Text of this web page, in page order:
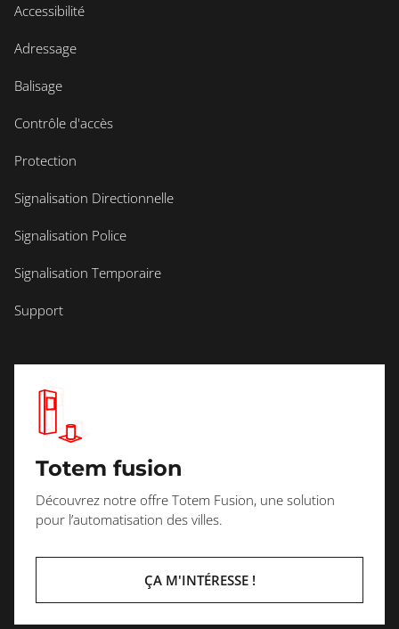
Accessibilité
Adressage
Balisage
Contrôle d'accès
Protection
Signalisation Directionnelle
Signalisation Police
Signalisation Temporaire
Support
Totem fusion
Découvrez notre offre Totem Fusion, une solution
pour l’automatisation des villes.
ÇA M'INTÉRESSE !